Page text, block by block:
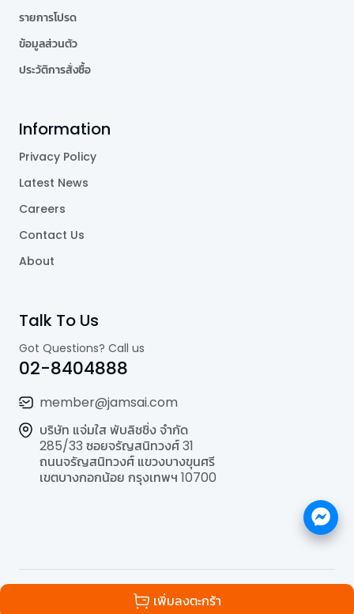
เพิ่มลงตะกร้า
รายการโปรด
ข้อมูลส่วนตัว
ประวัติการสั่งซื้อ
Information
Privacy Policy
Latest News
Careers
Contact Us
About
Talk To Us
Got Questions? Call us
02-8404888
member@jamsai.com
บริษัท แจ่มใส พับลิชชิ่ง จำกัด
285/33 ซอยจรัญสนิทวงศ์ 31
ถนนจรัญสนิทวงศ์ แขวงบางขุนศรี
เขตบางกอกน้อย กรุงเทพฯ 10700
All Rights Reserved | Powered by